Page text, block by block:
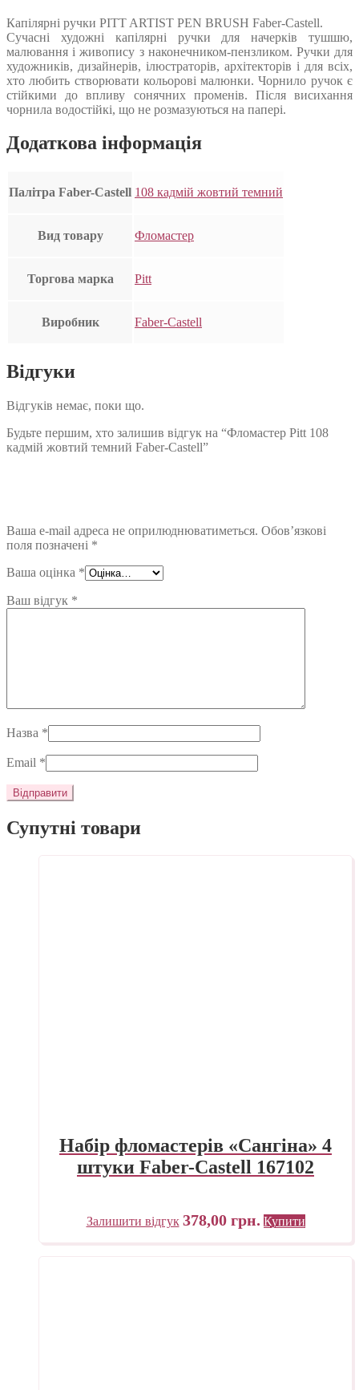
Капілярні ручки PITT ARTIST PEN BRUSH Faber-Castell.
Сучасні художні капілярні ручки для начерків тушшю,
малювання і живопису з наконечником-пензликом. Ручки для
художників, дизайнерів, ілюстраторів, архітекторів і для всіх,
хто любить створювати кольорові малюнки. Чорнило ручок є
стійкими до впливу сонячних променів. Після висихання
чорнила водостійкі, що не розмазуються на папері.
Додаткова інформація
Палітра Faber-Castell 108 кадмій жовтий темний
Вид товару Фломастер
Торгова марка Pitt
Виробник Faber-Castell
Відгуки
Відгуків немає, поки що.
Будьте першим, хто залишив відгук на “Фломастер Pitt 108
кадмій жовтий темний Faber-Castell”
Ваша e-mail адреса не оприлюднюватиметься. Обов’язкові
поля позначені *
Ваша оцінка *
Ваш відгук *
Назва *
Email *
Супутні товари
Набір фломастерів «Сангіна» 4
штуки Faber-Castell 167102
Залишити відгук 378,00 грн. Купити